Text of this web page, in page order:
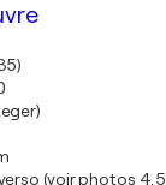
(voir photos 4,